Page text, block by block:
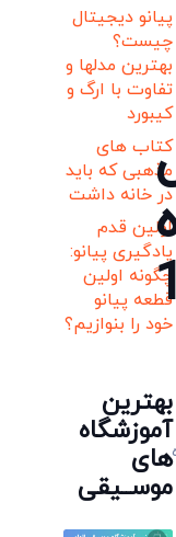
12
پیانو دیجیتال
چیست؟
بهترین مدلها و
تفاوت با ارگ و
کیبورد
کتاب های
مذهبی که باید
در خانه داشت
اولین قدم
یادگیری پیانو:
چگونه اولین
قطعه پیانو
خود را بنوازیم؟
بهترین
آموزشگاه
های
موســیقی